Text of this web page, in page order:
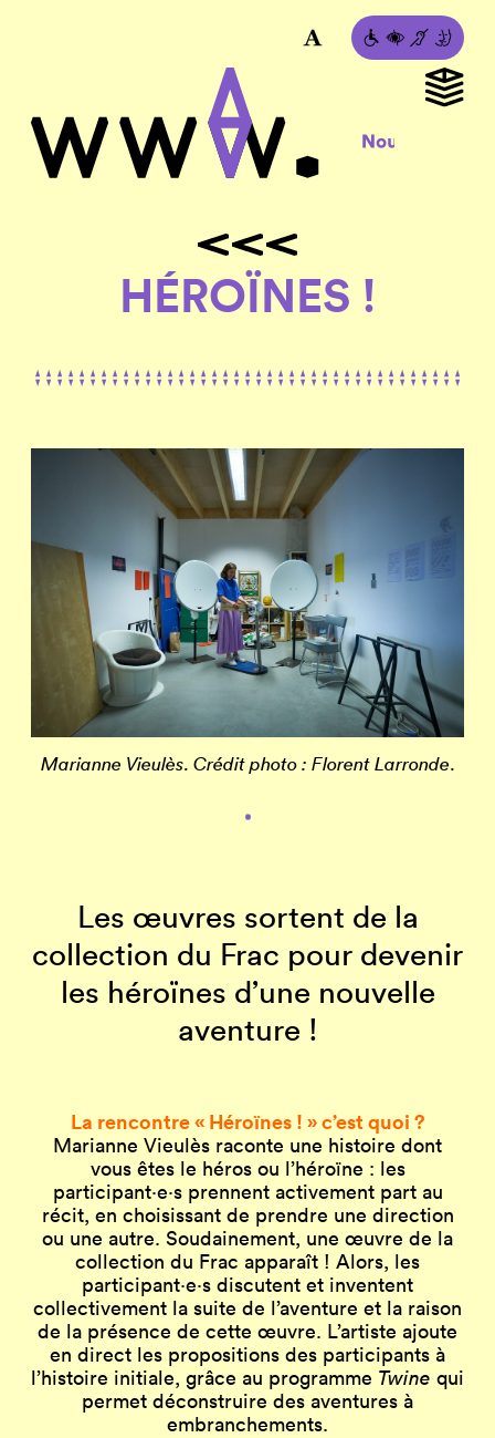
HÉROÏNES !
Marianne Vieulès. Crédit photo : Florent Larronde.
Les œuvres sortent de la
collection du Frac pour devenir
les héroïnes d’une nouvelle
aventure !
La rencontre « Héroïnes ! » c’est quoi ?
Marianne Vieulès raconte une histoire dont
vous êtes le héros ou l’héroïne : les
participant·e·s prennent activement part au
récit, en choisissant de prendre une direction
ou une autre. Soudainement, une œuvre de la
collection du Frac apparaît ! Alors, les
participant·e·s discutent et inventent
collectivement la suite de l’aventure et la raison
de la présence de cette œuvre. L’artiste ajoute
en direct les propositions des participants à
l’histoire initiale, grâce au programme Twine qui
permet déconstruire des aventures à
embranchements.